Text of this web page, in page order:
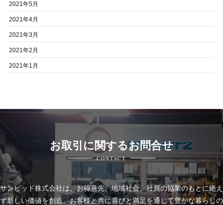
2021年5月
2021年4月
2021年3月
2021年2月
2021年1月
お取引に関するお問合せ
CONTACT
サンビッド株式会社は、お得意先、地域社会、社員の協業のもとに絶え
ず新しい価値を創造、お客様と共に喜びと満足を通じて豊かな暮らしの